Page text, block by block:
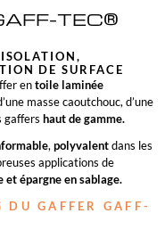
TEC®
,
DE SURFACE
entoile laminée
masse caoutchouc, d’une
gaffers haut de gamme.
,polyvalentdans les
applications de
épargne en sablage.
DU GAFFER GAFF-